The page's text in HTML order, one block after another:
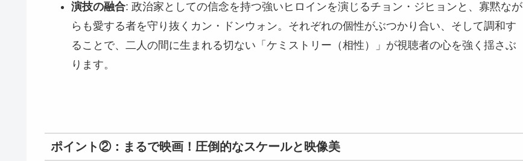
演技の融合: 政治家としての信念を持つ強いヒロインを演じるチョン・ジヒョンと、寡黙なが
らも愛する者を守り抜くカン・ドンウォン。それぞれの個性がぶつかり合い、そして調和す
ることで、二人の間に生まれる切ない「ケミストリー（相性）」が視聴者の心を強く揺さぶ
ります。
ポイント②：まるで映画！圧倒的なスケールと映像美